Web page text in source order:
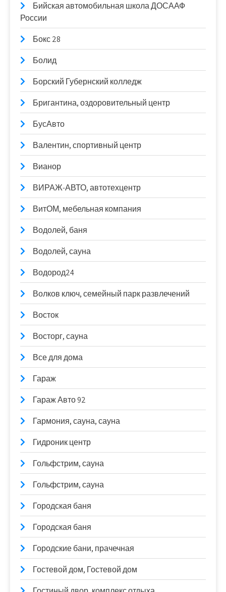
Бийская автомобильная школа ДОСААФ
России
Бокс 28
Болид
Борский Губернский колледж
Бригантина, оздоровительный центр
БусАвто
Валентин, спортивный центр
Вианор
ВИРАЖ-АВТО, автотехцентр
ВитОМ, мебельная компания
Водолей, баня
Водолей, сауна
Водород24
Волков ключ, семейный парк развлечений
Восток
Восторг, сауна
Все для дома
Гараж
Гараж Авто 92
Гармония, сауна, сауна
Гидроник центр
Гольфстрим, сауна
Гольфстрим, сауна
Городская баня
Городская баня
Городские бани, прачечная
Гостевой дом, Гостевой дом